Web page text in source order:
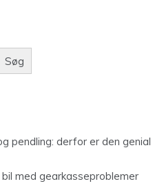
Søg
pendling: derfor er den genial
med gearkasseproblemer